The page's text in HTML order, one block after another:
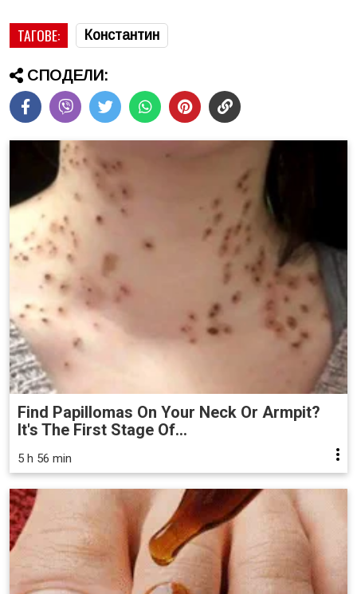
ТАГОВЕ: Константин
СПОДЕЛИ:
Find Papillomas On Your Neck Or Armpit?
It's The First Stage Of...
5 h 56 min